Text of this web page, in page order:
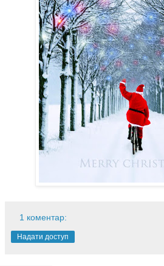
1 коментар:
Надати доступ